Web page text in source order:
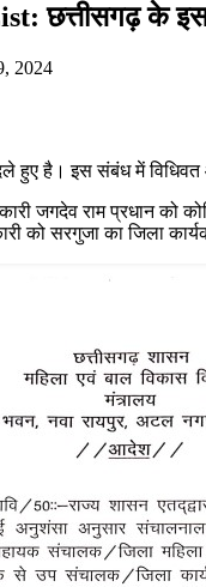
के इस
2024
हुए है। इस संबंध में
जगदेव राम प्रधान को
को सरगुजा का जिला